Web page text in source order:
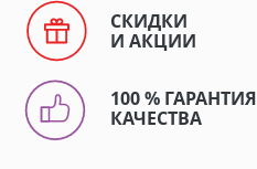
СКИДКИ
И АКЦИИ
100 % ГАРАНТИЯ
КАЧЕСТВА